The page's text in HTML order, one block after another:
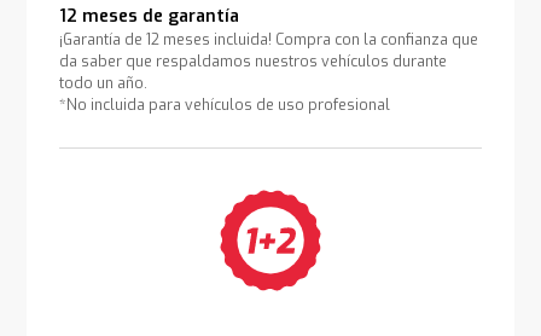
12 meses de garantía
¡Garantía de 12 meses incluida! Compra con la confianza que
da saber que respaldamos nuestros vehículos durante
todo un año.
*No incluida para vehículos de uso profesional